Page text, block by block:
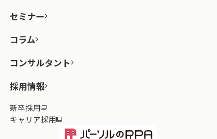
セミナー
コラム
コンサルタント
採用情報
新卒採用
キャリア採用